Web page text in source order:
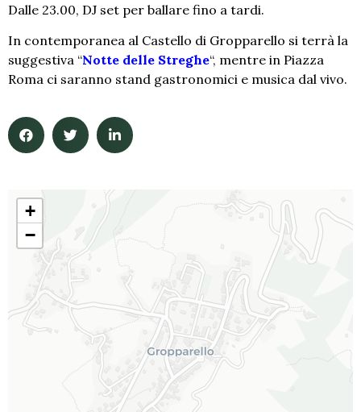
Dalle 23.00, DJ set per ballare fino a tardi.
In contemporanea al Castello di Gropparello si terrà la
suggestiva “Notte delle Streghe“, mentre in Piazza
Roma ci saranno stand gastronomici e musica dal vivo.
+
−